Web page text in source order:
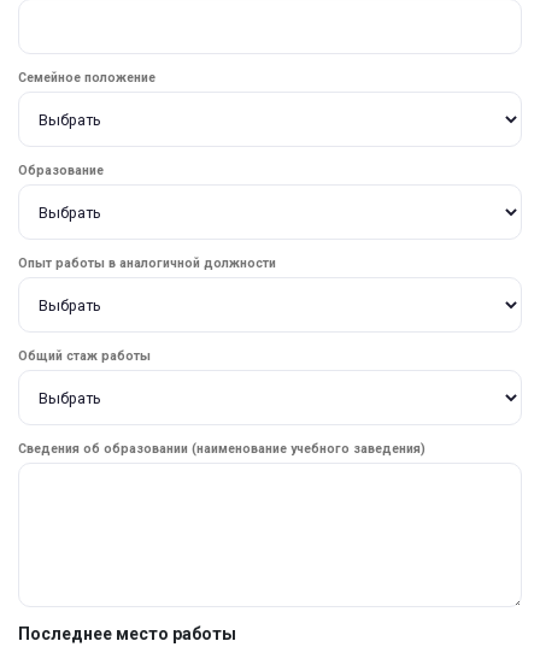
Семейное положение
Образование
Опыт работы в аналогичной должности
Общий стаж работы
Сведения об образовании (наименование учебного заведения)
Последнее место работы